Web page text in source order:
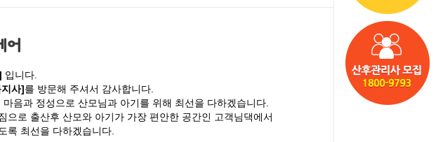
입니다.
사]를 방문해 주셔서 감사합니다.
음과 정성으로 산모님과 아기를 위해 최선을 다하겠습니다.
으로 출산후 산모와 아기가 가장 편안한 공간인 고객님댁에서
록 최선을 다하겠습니다.